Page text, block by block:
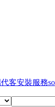
客安裝服務